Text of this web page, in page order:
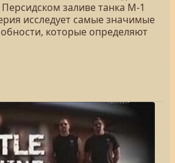
заливе танка M-1
исследует самые значимые
которые определяют